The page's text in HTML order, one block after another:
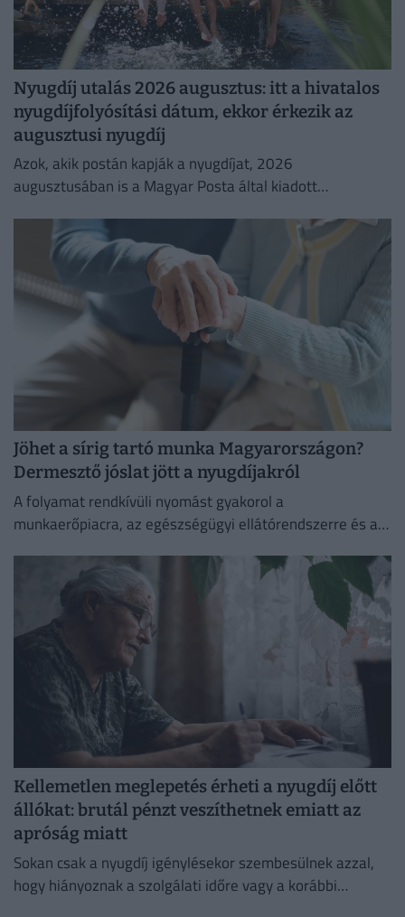
Nyugdíj utalás 2026 augusztus: itt a hivatalos
nyugdíjfolyósítási dátum, ekkor érkezik az
augusztusi nyugdíj
Azok, akik postán kapják a nyugdíjat, 2026
augusztusában is a Magyar Posta által kiadott
nyugdíj érkezésére.
Jöhet a sírig tartó munka Magyarországon?
Dermesztő jóslat jött a nyugdíjakról
A folyamat rendkívüli nyomást gyakorol a
munkaerőpiacra, az egészségügyi ellátórendszerre és a
nyugdíjkorhatár emelése
Kellemetlen meglepetés érheti a nyugdíj előtt
állókat: brutál pénzt veszíthetnek emiatt az
apróság miatt
Sokan csak a nyugdíj igénylésekor szembesülnek azzal,
hogy hiányoznak a szolgálati időre vagy a korábbi